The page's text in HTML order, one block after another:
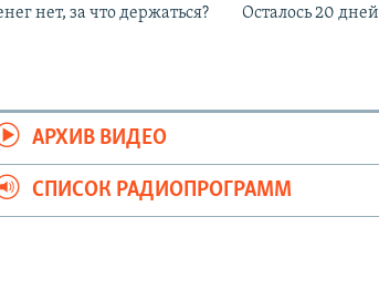
нет, за что держаться? Осталось 20 дней
АРХИВ ВИДЕО
СПИСОК РАДИОПРОГРАММ